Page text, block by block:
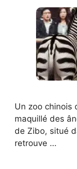
Un zoo chinois
maquillé des
de Zibo, situé
retrouve …